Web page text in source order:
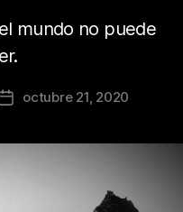
mundo no puede
Fechaoctubre 21, 2020